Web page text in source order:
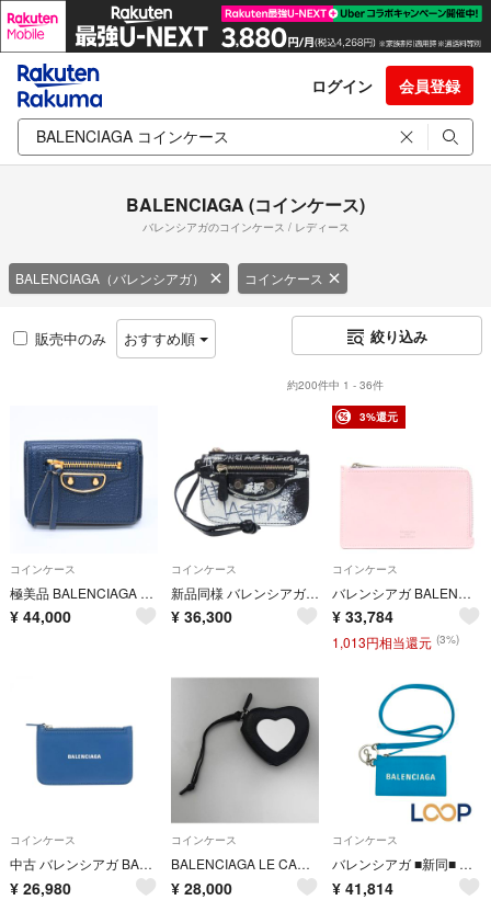
ログイン 会員登録
BALENCIAGA (コインケース)
バレンシアガのコインケース / レディース
BALENCIAGA（バレンシアガ） コインケース
販売中のみ おすすめ順 絞り込み
約200件中 1 - 36件
コインケース
極美品 BALENCIAGA バレンシアガ コンパクトウォレット ウォレット 財布 470059 ネイビー ゴールド金具 三つ折り財布 中古 4a006077
¥ 44,000
コインケース
新品同様 バレンシアガ ル カゴール グラフィティ 776769 レザー ブラック コインケース 黒 1493【中古】BALENCIAGA
¥ 36,300
3%還元
コインケース
バレンシアガ BALENCIAGA コインケース Envelope ロング カーフ ペタルピンク×アーミーグリーン マットシルバー金具 エンベロープ フラグメントケース 7367342AABX5763 【箱】【中古】
¥ 33,784
1,013円相当還元 (3%)
コインケース
中古 バレンシアガ BALENCIAGA 594214 ユニセックス コインケース ブルー レザー
¥ 26,980
コインケース
BALENCIAGA LE CAGOLE ハート ミラー レザー コインケース
¥ 28,000
コインケース
バレンシアガ ■新同■ コインケース フラグメントケース キーリング ストラップ レザー ライトブルー 594548 箱 【705625】11
¥ 41,814